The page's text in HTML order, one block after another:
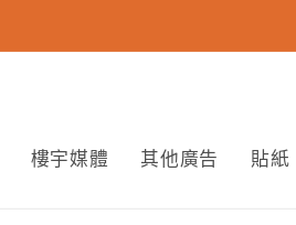
樓宇媒體 其他廣告 貼紙